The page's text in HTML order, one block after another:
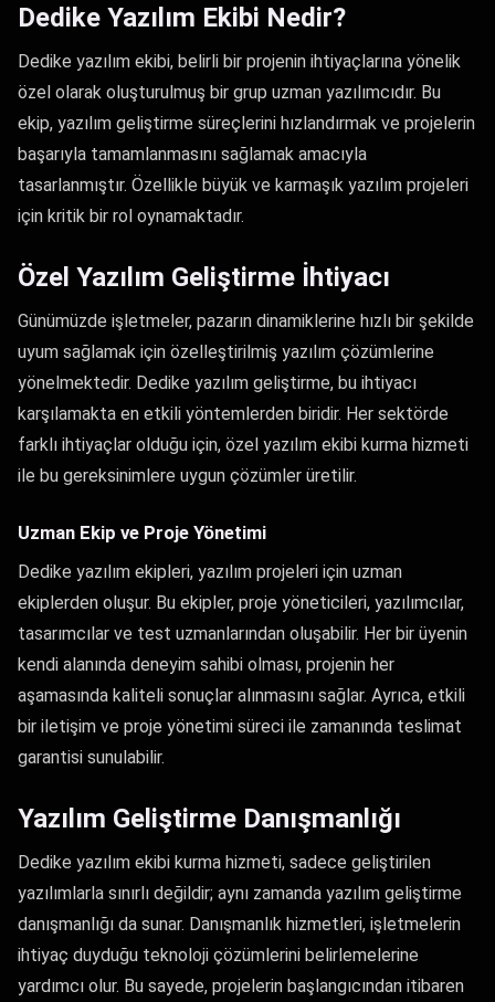
Dedike Yazılım Ekibi Nedir?
Dedike yazılım ekibi, belirli bir projenin ihtiyaçlarına yönelik
özel olarak oluşturulmuş bir grup uzman yazılımcıdır. Bu
ekip, yazılım geliştirme süreçlerini hızlandırmak ve projelerin
başarıyla tamamlanmasını sağlamak amacıyla
tasarlanmıştır. Özellikle büyük ve karmaşık yazılım projeleri
için kritik bir rol oynamaktadır.
Özel Yazılım Geliştirme İhtiyacı
Günümüzde işletmeler, pazarın dinamiklerine hızlı bir şekilde
uyum sağlamak için özelleştirilmiş yazılım çözümlerine
yönelmektedir. Dedike yazılım geliştirme, bu ihtiyacı
karşılamakta en etkili yöntemlerden biridir. Her sektörde
farklı ihtiyaçlar olduğu için, özel yazılım ekibi kurma hizmeti
ile bu gereksinimlere uygun çözümler üretilir.
Uzman Ekip ve Proje Yönetimi
Dedike yazılım ekipleri, yazılım projeleri için uzman
ekiplerden oluşur. Bu ekipler, proje yöneticileri, yazılımcılar,
tasarımcılar ve test uzmanlarından oluşabilir. Her bir üyenin
kendi alanında deneyim sahibi olması, projenin her
aşamasında kaliteli sonuçlar alınmasını sağlar. Ayrıca, etkili
bir iletişim ve proje yönetimi süreci ile zamanında teslimat
garantisi sunulabilir.
Yazılım Geliştirme Danışmanlığı
Dedike yazılım ekibi kurma hizmeti, sadece geliştirilen
yazılımlarla sınırlı değildir; aynı zamanda yazılım geliştirme
danışmanlığı da sunar. Danışmanlık hizmetleri, işletmelerin
ihtiyaç duyduğu teknoloji çözümlerini belirlemelerine
yardımcı olur. Bu sayede, projelerin başlangıcından itibaren